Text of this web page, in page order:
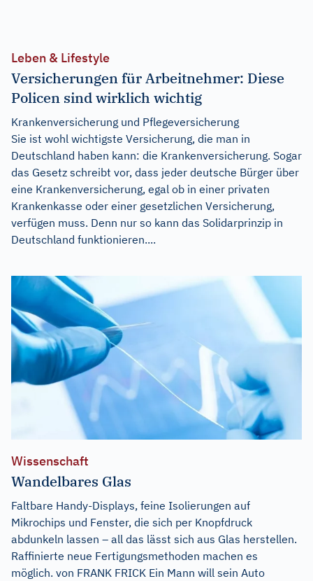
Leben & Lifestyle
Versicherungen für Arbeitnehmer: Diese
Policen sind wirklich wichtig
Krankenversicherung und Pflegeversicherung
Sie ist wohl wichtigste Versicherung, die man in
Deutschland haben kann: die Krankenversicherung. Sogar
das Gesetz schreibt vor, dass jeder deutsche Bürger über
eine Krankenversicherung, egal ob in einer privaten
Krankenkasse oder einer gesetzlichen Versicherung,
verfügen muss. Denn nur so kann das Solidarprinzip in
Deutschland funktionieren....
Wissenschaft
Wandelbares Glas
Faltbare Handy-Displays, feine Isolierungen auf
Mikrochips und Fenster, die sich per Knopfdruck
abdunkeln lassen – all das lässt sich aus Glas herstellen.
Raffinierte neue Fertigungsmethoden machen es
möglich. von FRANK FRICK Ein Mann will sein Auto